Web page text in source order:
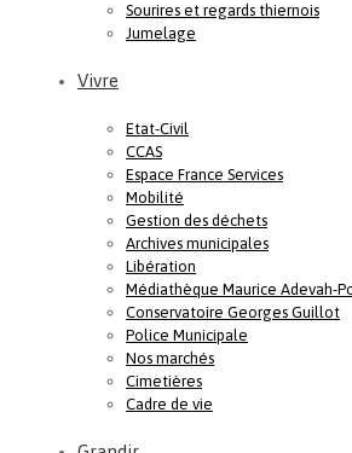
Sourires et regards thiernois
Jumelage
Vivre
Etat-Civil
CCAS
Espace France Services
Mobilité
Gestion des déchets
Archives municipales
Libération
Médiathèque Maurice Adevah-
Conservatoire Georges Guillot
Police Municipale
Nos marchés
Cimetières
Cadre de vie